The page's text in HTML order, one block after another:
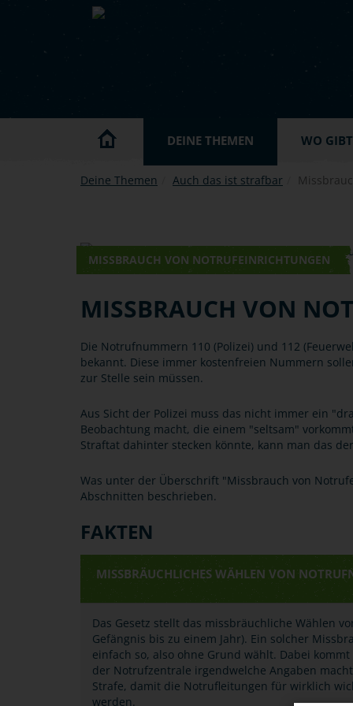
Skip to main content
DEINE THEMEN WO
Deine Themen Auch das ist strafbar
MISSBRAUCH VON NOTRUFEINRICHTUNGEN
MISSBRAUCH VON
Die Notrufnummern 110 (Polizei) und 112
bekannt. Diese immer kostenfreien Nummern
zur Stelle sein müssen.
Aus Sicht der Polizei muss das nicht immer ein
Beobachtung macht, die einem "seltsam"
Straftat dahinter stecken könnte, kann man das
Was unter der Überschrift "Missbrauch von
Abschnitten beschrieben.
FAKTEN
MISSBRÄUCHLICHES WÄHLEN VON
Das Gesetz stellt das missbräuchliche Wählen
Gefängnis bis zu einem Jahr). Ein solcher
einfach so, also ohne Grund wählt. Dabei
der Notrufzentrale irgendwelche Angaben
Strafe, damit die Notrufleitungen für wirklich
werden.